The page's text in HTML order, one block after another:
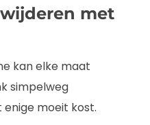
met
kan elke maat
simpelweg
moeit kost.